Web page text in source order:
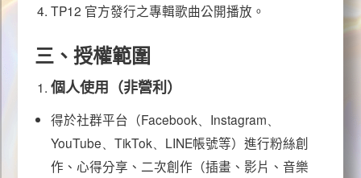
漫畫試閱
IP授權
TP12 官方發行之專輯歌曲公開播放。
三、授權範圍
個人使用（非營利）
得於社群平台（Facebook、Instagram、
YouTube、TikTok、LINE帳號等）進行粉絲創
作、心得分享、二次創作（插畫、影片、音樂